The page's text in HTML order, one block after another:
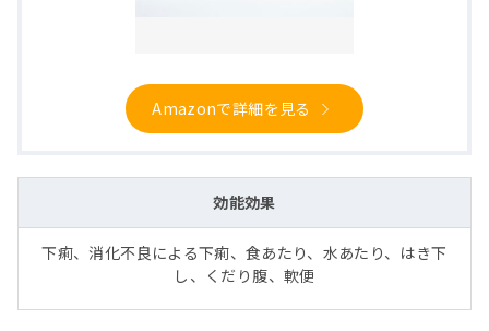
Amazonで詳細を見る
効能効果
下痢、消化不良による下痢、食あたり、水あたり、はき下
し、くだり腹、軟便